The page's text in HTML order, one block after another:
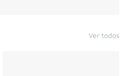
Ver todos